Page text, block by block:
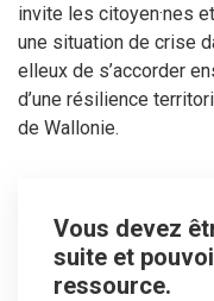
invite les citoyen·nes
une situation de crise
elleux de s’accorder
d’une résilience
de Wallonie.
Vous devez
suite et
ressource.